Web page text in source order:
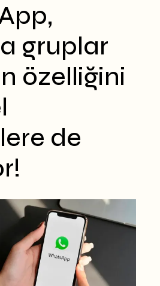
gruplar
özelliğini
de